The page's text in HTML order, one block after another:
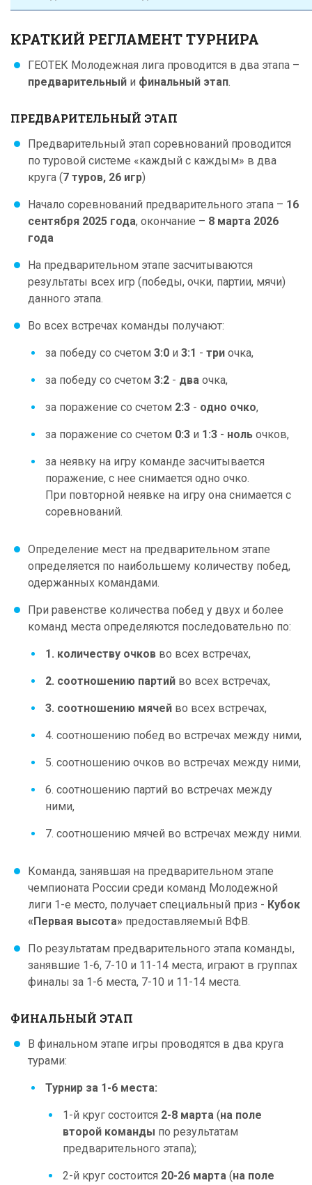
КРАТКИЙ РЕГЛАМЕНТ ТУРНИРА
ГЕОТЕК Молодежная лига проводится в два этапа –
предварительный и финальный этап.
ПРЕДВАРИТЕЛЬНЫЙ ЭТАП
Предварительный этап соревнований проводится
по туровой системе «каждый с каждым» в два
круга (7 туров, 26 игр)
Начало соревнований предварительного этапа – 16
сентября 2025 года, окончание – 8 марта 2026
года
На предварительном этапе засчитываются
результаты всех игр (победы, очки, партии, мячи)
данного этапа.
Во всех встречах команды получают:
за победу со счетом 3:0 и 3:1 - три очка,
за победу со счетом 3:2 - два очка,
за поражение со счетом 2:3 - одно очко,
за поражение со счетом 0:3 и 1:3 - ноль очков,
за неявку на игру команде засчитывается
поражение, с нее снимается одно очко.
При повторной неявке на игру она снимается с
соревнований.
Определение мест на предварительном этапе
определяется по наибольшему количеству побед,
одержанных командами.
При равенстве количества побед у двух и более
команд места определяются последовательно по:
1. количеству очков во всех встречах,
2. соотношению партий во всех встречах,
3. соотношению мячей во всех встречах,
4. соотношению побед во встречах между ними,
5. соотношению очков во встречах между ними,
6. соотношению партий во встречах между
ними,
7. соотношению мячей во встречах между ними.
Команда, занявшая на предварительном этапе
чемпионата России среди команд Молодежной
лиги 1-е место, получает специальный приз - Кубок
«Первая высота» предоставляемый ВФВ.
По результатам предварительного этапа команды,
занявшие 1-6, 7-10 и 11-14 места, играют в группах
финалы за 1-6 места, 7-10 и 11-14 места.
ФИНАЛЬНЫЙ ЭТАП
В финальном этапе игры проводятся в два круга
турами:
Турнир за 1-6 места:
1-й круг состоится 2-8 марта (на поле
второй команды по результатам
предварительного этапа);
2-й круг состоится 20-26 марта (на поле